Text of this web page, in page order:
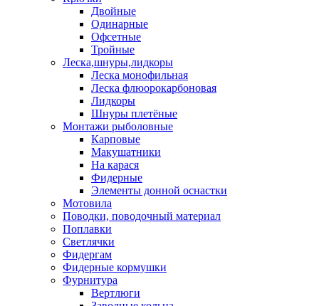
Двойные
Одинарные
Офсетные
Тройные
Леска,шнуры,лидкоры
Леска монофильная
Леска флюорокарбоновая
Лидкоры
Шнуры плетёные
Монтажи рыболовные
Карповые
Макушатники
На карася
Фидерные
Элементы донной оснастки
Мотовила
Поводки, поводочный материал
Поплавки
Светлячки
Фидергам
Фидерные кормушки
Фурнитура
Вертлюги